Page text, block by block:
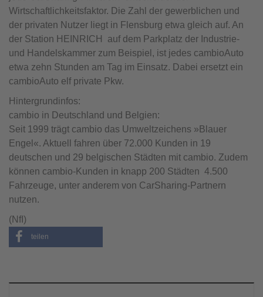
Wirtschaftlichkeitsfaktor. Die Zahl der gewerblichen und
der privaten Nutzer liegt in Flensburg etwa gleich auf. An
der Station HEINRICH auf dem Parkplatz der Industrie-
und Handelskammer zum Beispiel, ist jedes cambioAuto
etwa zehn Stunden am Tag im Einsatz. Dabei ersetzt ein
cambioAuto elf private Pkw.
Hintergrundinfos:
cambio in Deutschland und Belgien:
Seit 1999 trägt cambio das Umweltzeichens »Blauer
Engel«. Aktuell fahren über 72.000 Kunden in 19
deutschen und 29 belgischen Städten mit cambio. Zudem
können cambio-Kunden in knapp 200 Städten 4.500
Fahrzeuge, unter anderem von CarSharing-Partnern
nutzen.
(NfI)
teilen